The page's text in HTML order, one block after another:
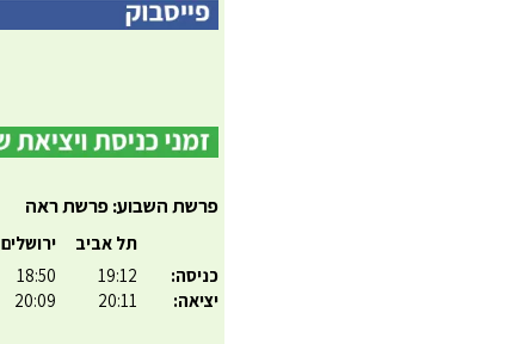
פרשת השבוע: פרשת ראה
כניסה:
יציאה:
תל אביב
19:12
20:11
ירושלים
18:50
20:09